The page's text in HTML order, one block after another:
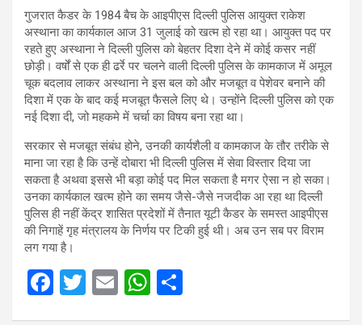
गुजरात कैडर के 1984 बैच के आइपीएस दिल्ली पुलिस आयुक्त राकेश
अस्थाना का कार्यकाल आज 31 जुलाई को खत्म हो रहा था। आयुक्त पद पर
रहते हुए अस्थाना ने दिल्ली पुलिस को बेहतर दिशा देने में कोई कसर नहीं
छोड़ी। वर्षों से एक ही ढर्रे पर चलने वाली दिल्ली पुलिस के कामकाज में अमूल
चूक बदलाव लाकर अस्थाना ने इस बल को और मजबूत व पेशेवर बनाने की
दिशा में एक के बाद कई मजबूत फैसले लिए थे। उन्होंने दिल्ली पुलिस को एक
नई दिशा दी, जो महकमे में चर्चा का विषय बना रहा था।
सरकार से मजबूत संबंध होने, उनकी कार्यशैली व कामकाज के तौर तरीके से
माना जा रहा है कि उन्हें दोबारा भी दिल्ली पुलिस में सेवा विस्तार दिया जा
सकता है अथवा इससे भी बड़ा कोई पद मिल सकता है मगर ऐसा न हो सका।
उनका कार्यकाल खत्म होने का समय जैसे-जैसे नजदीक आ रहा था दिल्ली
पुलिस ही नहीं केंद्र शासित प्रदेशों में तैनात यूटी कैडर के समस्त आइपीएस
की निगाहें गृह मंत्रालय के निर्णय पर टिकी हुई थी। अब उन सब पर विराम
लग गया है।
F
T
E
W